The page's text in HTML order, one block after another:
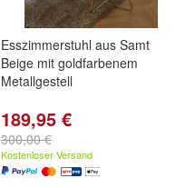
Esszimmerstuhl aus Samt
Beige mit goldfarbenem
Metallgestell
189,95 €
300,00 €
Kostenloser Versand